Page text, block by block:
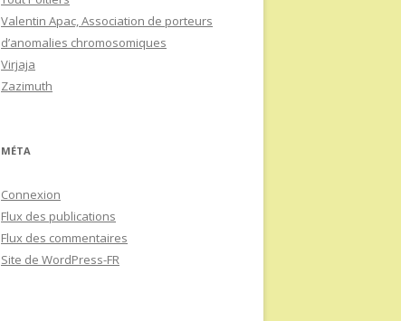
Valentin Apac, Association de porteurs
d’anomalies chromosomiques
Virjaja
Zazimuth
MÉTA
Connexion
Flux des publications
Flux des commentaires
Site de WordPress-FR